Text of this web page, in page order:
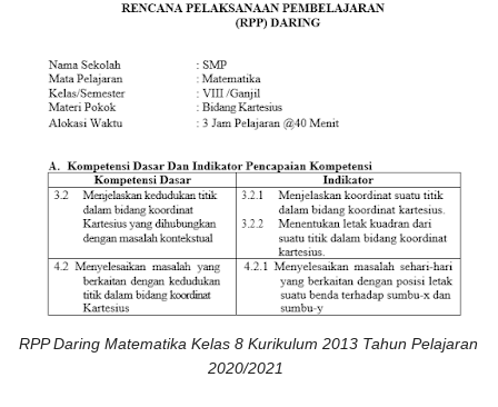
RPP Daring Matematika Kelas 8 Kurikulum 2013 Tahun Pelajaran
2020/2021